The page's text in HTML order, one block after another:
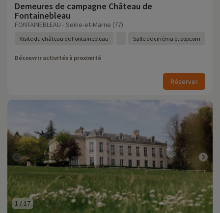
Demeures de campagne Château de
Fontainebleau
FONTAINEBLEAU - Seine-et-Marne (77)
Visite du château de Fontainebleau Salle de cinéma et popcorn
Découvrir activités à proximité
Réserver
1 /17